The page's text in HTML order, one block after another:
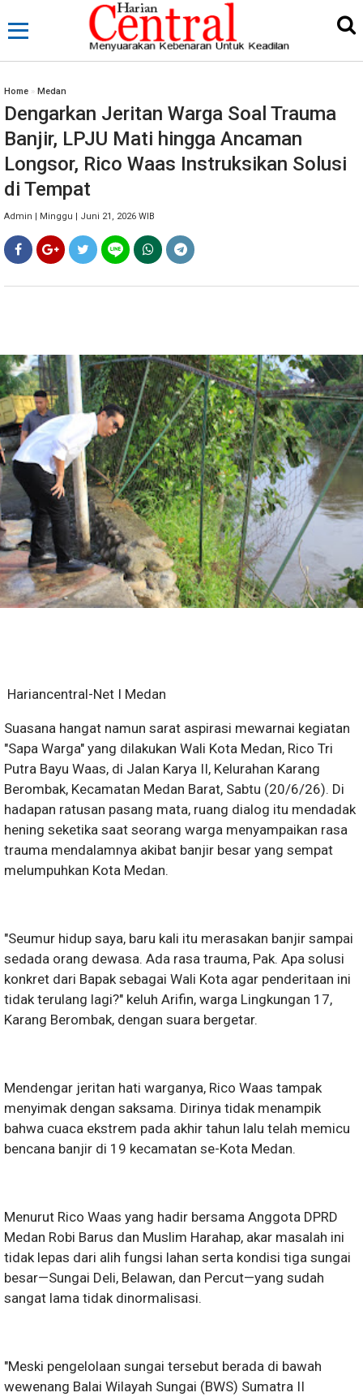
Home » Medan
Dengarkan Jeritan Warga Soal Trauma
Banjir, LPJU Mati hingga Ancaman
Longsor, Rico Waas Instruksikan Solusi
di Tempat
Admin | Minggu | Juni 21, 2026 WIB
Hariancentral-Net I Medan
Suasana hangat namun sarat aspirasi mewarnai kegiatan
"Sapa Warga" yang dilakukan Wali Kota Medan, Rico Tri
Putra Bayu Waas, di Jalan Karya II, Kelurahan Karang
Berombak, Kecamatan Medan Barat, Sabtu (20/6/26). Di
hadapan ratusan pasang mata, ruang dialog itu mendadak
hening seketika saat seorang warga menyampaikan rasa
trauma mendalamnya akibat banjir besar yang sempat
melumpuhkan Kota Medan.
"Seumur hidup saya, baru kali itu merasakan banjir sampai
sedada orang dewasa. Ada rasa trauma, Pak. Apa solusi
konkret dari Bapak sebagai Wali Kota agar penderitaan ini
tidak terulang lagi?" keluh Arifin, warga Lingkungan 17,
Karang Berombak, dengan suara bergetar.
Mendengar jeritan hati warganya, Rico Waas tampak
menyimak dengan saksama. Dirinya tidak menampik
bahwa cuaca ekstrem pada akhir tahun lalu telah memicu
bencana banjir di 19 kecamatan se-Kota Medan.
Menurut Rico Waas yang hadir bersama Anggota DPRD
Medan Robi Barus dan Muslim Harahap, akar masalah ini
tidak lepas dari alih fungsi lahan serta kondisi tiga sungai
besar—Sungai Deli, Belawan, dan Percut—yang sudah
sangat lama tidak dinormalisasi.
"Meski pengelolaan sungai tersebut berada di bawah
wewenang Balai Wilayah Sungai (BWS) Sumatra II